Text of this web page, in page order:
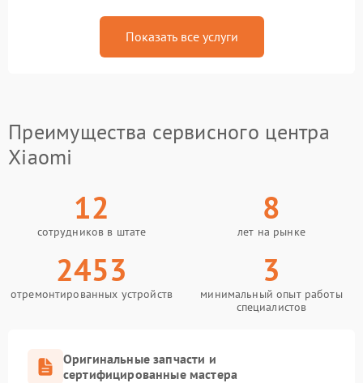
Показать все услуги
Преимущества сервисного центра
Xiaomi
12
сотрудников в штате
8
лет на рынке
2453
отремонтированных устройств
3
минимальный опыт работы
специалистов
Оригинальные запчасти и
сертифицированные мастера